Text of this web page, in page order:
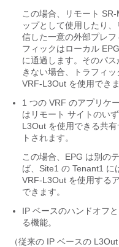
この場合、リモート
ップとして使用したり
信した一意の外部プレ
フィックはローカル
に通過します。そのパ
きない場合、トラフィ
VRF-L3Out を使用できま
1 つの VRF のアプリケ
はリモート サイトのい
L3Out を使用できる共
トされます。
この場合、EPG は別の
ば、Site1 の Tenant1 に
VRF-L3Out を使用する
できます。
IP ベースのハンドオフ
る機能。
（従来の IP ベースの